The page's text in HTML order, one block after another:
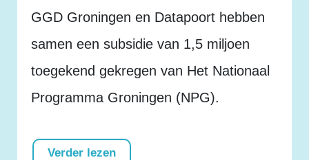
GGD Groningen en Datapoort hebben
samen een subsidie van 1,5 miljoen
toegekend gekregen van Het Nationaal
Programma Groningen (NPG).
Verder lezen